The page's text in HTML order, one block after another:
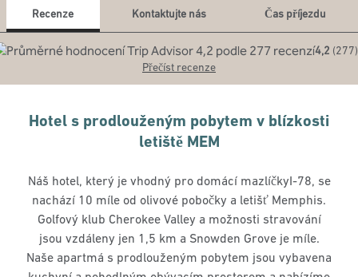
Recenze Kontaktujte nás
Čas příjezdu
4,2 (277)
Přečíst recenze
Hotel s prodlouženým pobytem v blízkosti
letiště MEM
Náš hotel, který je vhodný pro domácí mazlíčkyI-78, se
nachází 10 míle od olivové pobočky a letišť Memphis.
Golfový klub Cherokee Valley a možnosti stravování
jsou vzdáleny jen 1,5 km a Snowden Grove je míle.
Naše apartmá s prodlouženým pobytem jsou vybavena